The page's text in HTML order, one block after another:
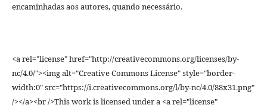
encaminhadas aos autores, quando necessário.
<a rel="license" href="http://creativecommons.org/licenses/by-
nc/4.0/"><img alt="Creative Commons License" style="border-
width:0" src="https://i.creativecommons.org/l/by-nc/4.0/88x31.png"
/></a><br />This work is licensed under a <a rel="license"